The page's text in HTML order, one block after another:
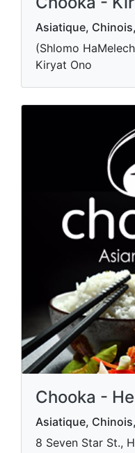
Asiatique,
(Shlomo
Kiryat Ono
Chooka -
Asiatique,
8 Seven Star St.,